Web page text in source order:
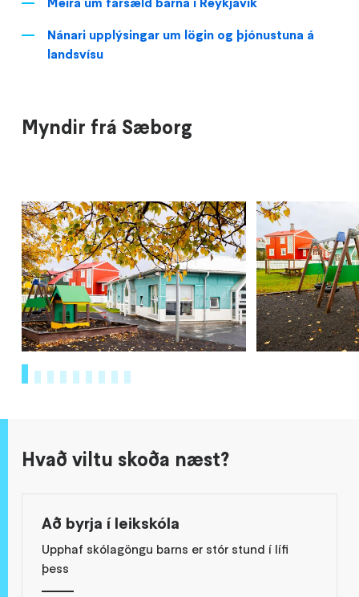
Nánari upplýsingar um lögin og þjónustuna á
landsvísu
Myndir frá Sæborg
1
Hvað viltu skoða næst?
Að byrja í leikskóla
Upphaf skólagöngu barns er stór stund í lífi
þess